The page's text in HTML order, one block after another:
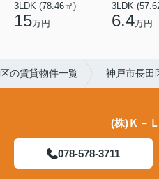
3LDK (78.46㎡)
15万円
3LDK
6.4万円
の賃貸物件一覧 神戸市長田
(株)Ｋ－
078-578-3711